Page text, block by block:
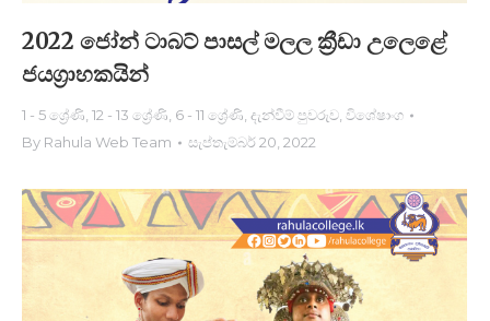
2022 ජෝන් ටාබට් පාසල් මල​ල ක්‍රීඩා උලෙ​ළේ
ජයග්‍රාහකයි​න්
1 - 5 ශ්‍රේණි 12 - 13 ශ්‍රේණි 6 - 11 ශ්‍රේණි දැන්වීම් පුවරුව විශේෂාංග
By Rahula Web Team සැප්තැම්බර් 20, 2022